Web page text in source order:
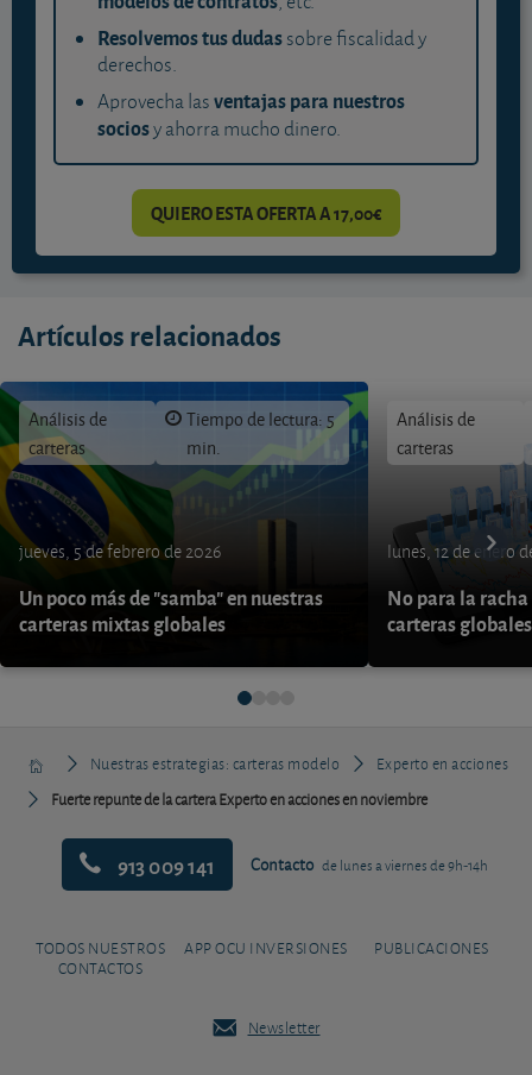
Resolvemos tus dudassobre fiscalidad y
derechos.
Aprovecha lasventajas para nuestros
sociosy ahorra mucho dinero.
QUIERO ESTA OFERTA A 17,00€
Artículos relacionados
Análisis de
carteras
Tiempo de lectura: 5
min.
jueves, 5 de febrero de 2026
Un poco más de "samba" en nuestras
carteras mixtas globales
Análisis de
carteras
lunes, 12 de enero
No para la
carteras globales
Nuestras estrategias: carteras modelo
Experto en acciones
Fuerte repunte de la cartera Experto en acciones en noviembre
913 009 141 Contacto de lunes a viernes de 9h-14h
TODOS NUESTROS
CONTACTOS
APP OCU INVERSIONES PUBLICACIONES
Newsletter